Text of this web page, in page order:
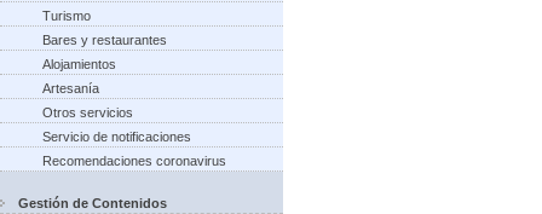
Turismo
Bares y restaurantes
Alojamientos
Artesanía
Otros servicios
Servicio de notificaciones
Recomendaciones coronavirus
Gestión de Contenidos